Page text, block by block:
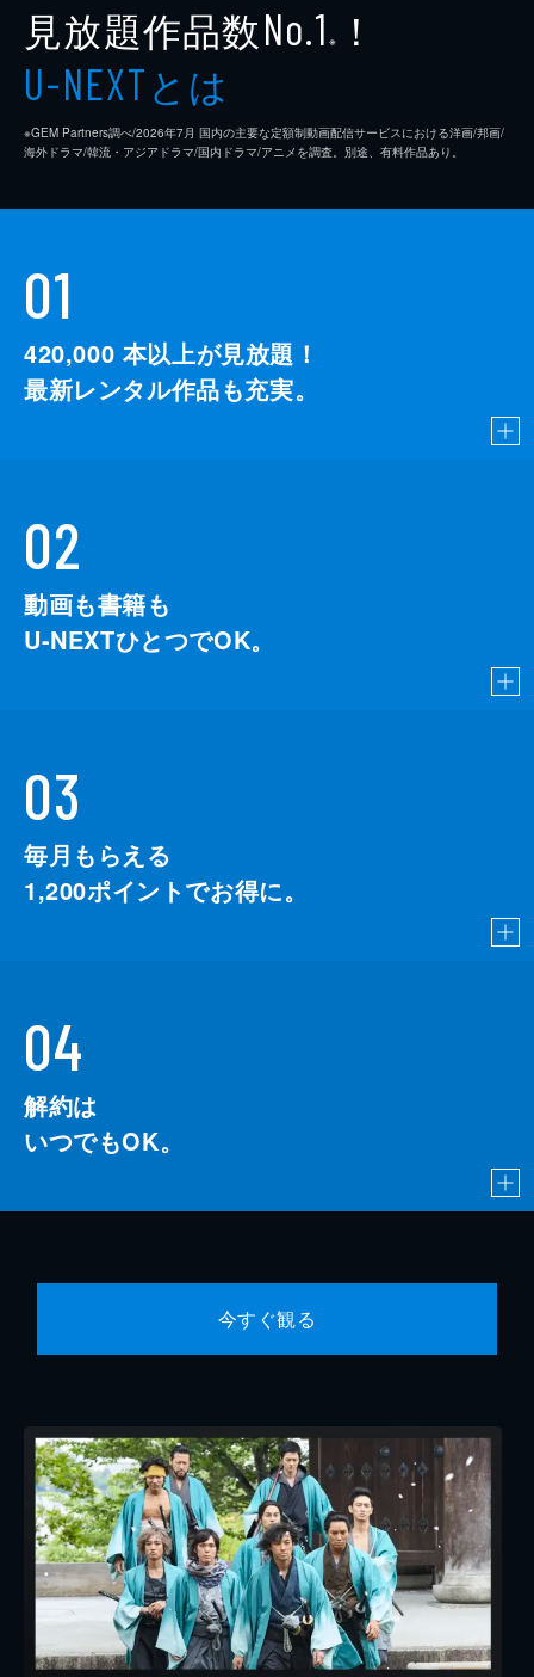
見放題作品数No.1 ※ ！
U-NEXTとは
※GEM Partners調べ/2026年7⽉ 国内の主要な定額制動画配信サービスにおける洋画/邦画/
海外ドラマ/韓流・アジアドラマ/国内ドラマ/アニメを調査。別途、有料作品あり。
01
420,000 本以上が見放題！
最新レンタル作品も充実。
02
動画も書籍も
U-NEXTひとつでOK。
03
毎月もらえる
1,200ポイントでお得に。
04
解約は
いつでもOK。
今すぐ観る